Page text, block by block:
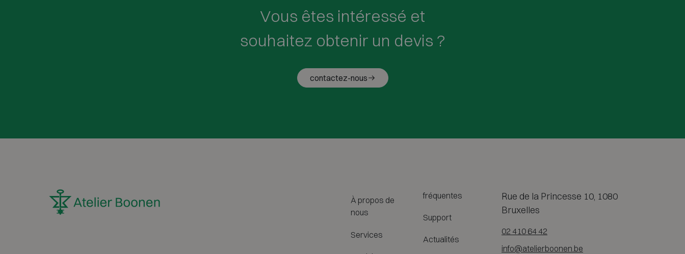
Vous êtes intéressé et
souhaitez obtenir un devis ?
contactez-nous
À propos de
nous
Services
fréquentes
Support
Actualités
Rue de la Princesse 10, 1080
Bruxelles
02 410 64 42
info@atelierboonen.be